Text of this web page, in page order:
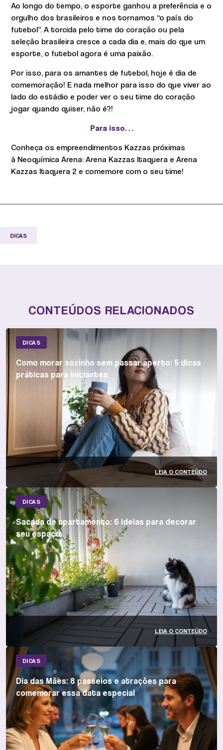
Ao longo do tempo, o esporte ganhou a preferência e o
orgulho dos brasileiros e nos tornamos “o país do
futebol”. A torcida pelo time do coração ou pela
seleção brasileira cresce a cada dia e, mais do que um
esporte, o futebol agora é uma paixão.
Por isso, para os amantes de futebol, hoje é dia de
comemoração! E nada melhor para isso do que viver ao
lado do estádio e poder ver o seu time do coração
jogar quando quiser, não é?!
Para isso…
Conheça os empreendimentos Kazzas próximas
à Neoquímica Arena: Arena Kazzas Itaquera e Arena
Kazzas Itaquera 2 e comemore com o seu time!
DICAS
CONTEÚDOS RELACIONADOS
DICAS
Como morar sozinho sem passar aperto: 5 dicas
práticas para iniciantes
LEIA O CONTEÚDO
DICAS
Sacada de apartamento: 6 ideias para decorar
seu espaço
LEIA O CONTEÚDO
DICAS
Dia das Mães: 8 passeios e atrações para
comemorar essa data especial